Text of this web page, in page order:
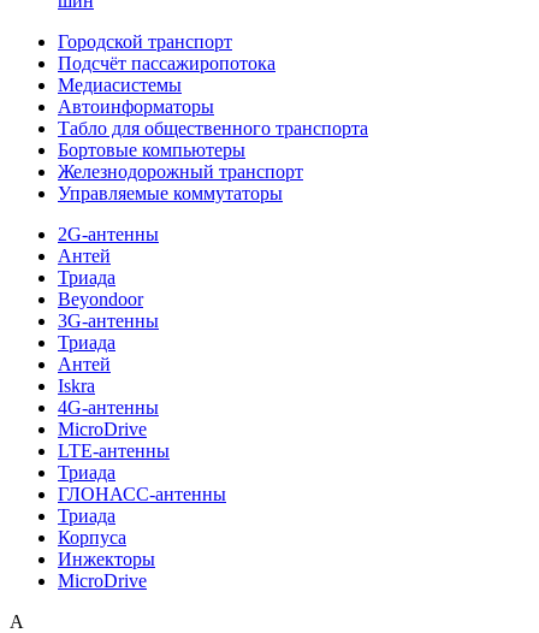
Городской транспорт
Подсчёт пассажиропотока
Медиасистемы
Автоинформаторы
Табло для общественного транспорта
Бортовые компьютеры
Железнодорожный транспорт
Управляемые коммутаторы
2G-антенны
Антей
Триада
Beyondoor
3G-антенны
Триада
Антей
Iskra
4G-антенны
MicroDrive
LTE-антенны
Триада
ГЛОНАСС-антенны
Триада
Корпуса
Инжекторы
MicroDrive
A